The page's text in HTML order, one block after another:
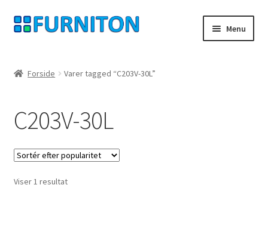
Spring
til
Spring
til
Menu
privatliv
fortrydelsesret
Kontakt
Forside Varer tagged “C203V-30L”
C203V-30L
Viser 1 resultat